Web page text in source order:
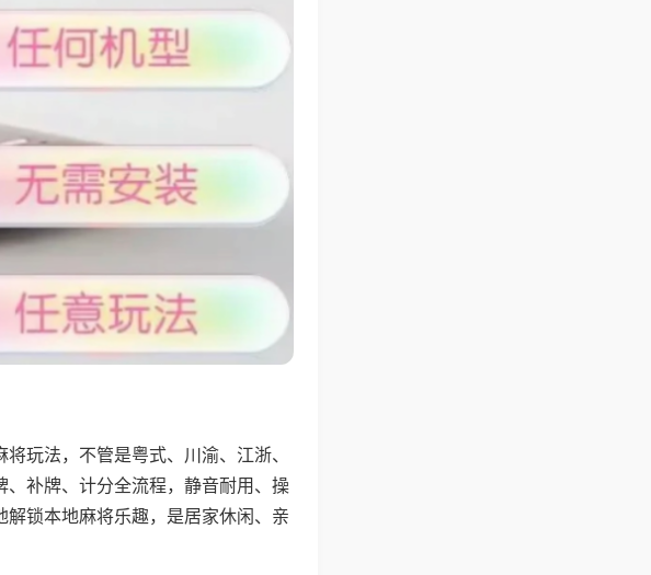
玩法，不管是粤式、川渝、江浙、
补牌、计分全流程，静音耐用、操
锁本地麻将乐趣，是居家休闲、亲